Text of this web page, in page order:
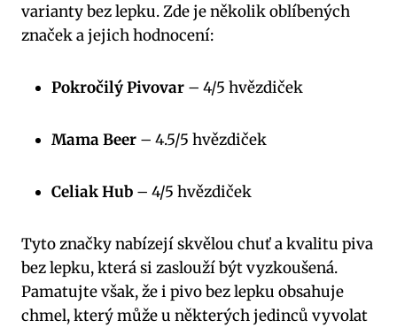
varianty bez lepku. Zde je několik oblíbených
značek a jejich hodnocení:
Pokročilý Pivovar – 4/5 hvězdiček
Mama Beer – 4.5/5 hvězdiček
Celiak Hub – 4/5 hvězdiček
Tyto značky nabízejí skvělou chuť a kvalitu piva
bez lepku, která si zaslouží být vyzkoušená.
Pamatujte však, že i pivo bez lepku obsahuje
chmel, který může u některých jedinců vyvolat